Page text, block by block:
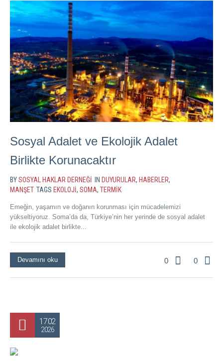
Sosyal Adalet ve Ekolojik Adalet
Birlikte Korunacaktır
BYSOSYAL HAKLAR DERNEĞI IN DUYURULAR, HABERLER,
MANŞET TAGS EKOLOJI, SOMA, TERMIK
Emeğin, yaşamın ve doğanın korunması için mücadelemizi
yükseltiyoruz. Soma’da da, Türkiye’nin her yerinde de sosyal adalet
ile ekolojik adalet birlikte...
0 0
Devamını oku
17.02
2026